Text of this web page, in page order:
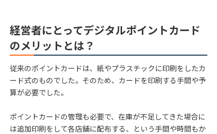
経営者にとってデジタルポイントカード
のメリットとは？
従来のポイントカードは、紙やプラスチックに印刷をしたカ
ード式のものでした。そのため、カードを印刷する手間や予
算が必要でした。
ポイントカードの管理も必要で、在庫が不足してきた場合に
は追加印刷をして各店舗に配布する、という手間や時間もか